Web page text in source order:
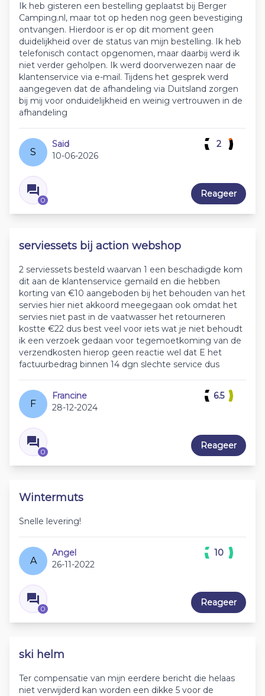
Ik heb gisteren een bestelling geplaatst bij Berger
Camping.nl, maar tot op heden nog geen bevestiging
ontvangen. Hierdoor is er op dit moment geen
duidelijkheid over de status van mijn bestelling. Ik heb
telefonisch contact opgenomen, maar daarbij werd ik
niet verder geholpen. Ik werd doorverwezen naar de
klantenservice via e-mail. Tijdens het gesprek werd
aangegeven dat de afhandeling via Duitsland zorgen
bij mij voor onduidelijkheid en weinig vertrouwen in de
afhandeling
S
Said
10-06-2026
0
2
Reageer
serviessets bij action webshop
2 serviessets besteld waarvan 1 een beschadigde kom
dit aan de klantenservice gemaild en die hebben
korting van €10 aangeboden bij het behouden van het
servies hier niet akkoord meegegaan ook omdat het
servies niet past in de vaatwasser het retourneren
kostte €22 dus best veel voor iets wat je niet behoudt
ik een verzoek gedaan voor tegemoetkoming van de
verzendkosten hierop geen reactie wel dat E het
factuurbedrag binnen 14 dgn slechte service dus
F
Francine
28-12-2024
0
6.5
Reageer
Wintermuts
Snelle levering!
A
Angel
26-11-2022
0
10
Reageer
ski helm
Ter compensatie van mijn eerdere bericht die helaas
niet verwijderd kan worden een dikke 5 voor de